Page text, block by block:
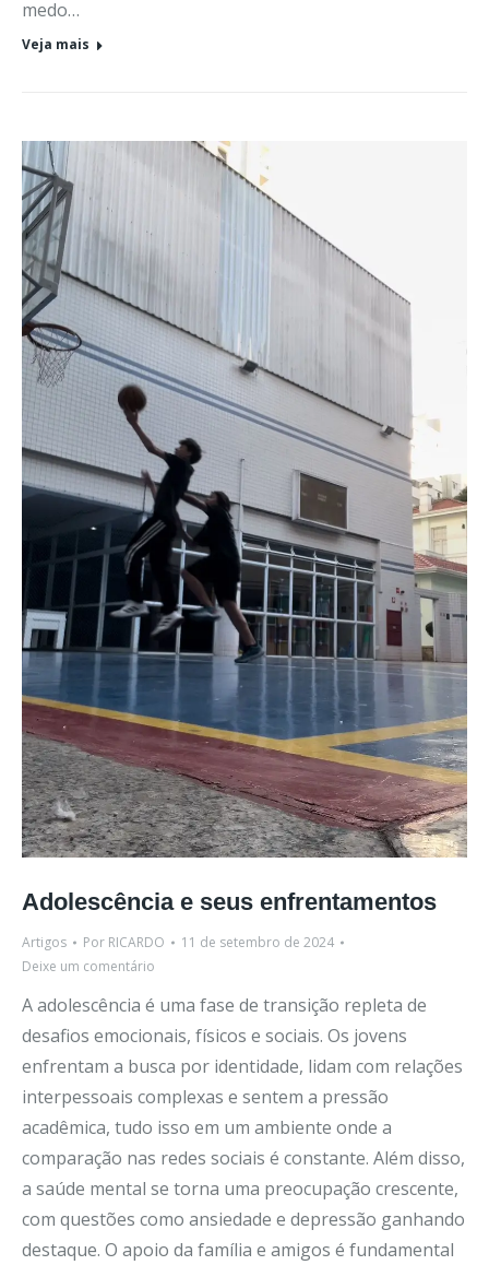
medo…
Veja mais
Adolescência e seus enfrentamentos
Artigos Por RICARDO
11 de setembro de 2024
Deixe um comentário
A adolescência é uma fase de transição repleta de
desafios emocionais, físicos e sociais. Os jovens
enfrentam a busca por identidade, lidam com relações
interpessoais complexas e sentem a pressão
acadêmica, tudo isso em um ambiente onde a
comparação nas redes sociais é constante. Além disso,
a saúde mental se torna uma preocupação crescente,
com questões como ansiedade e depressão ganhando
destaque. O apoio da família e amigos é fundamental